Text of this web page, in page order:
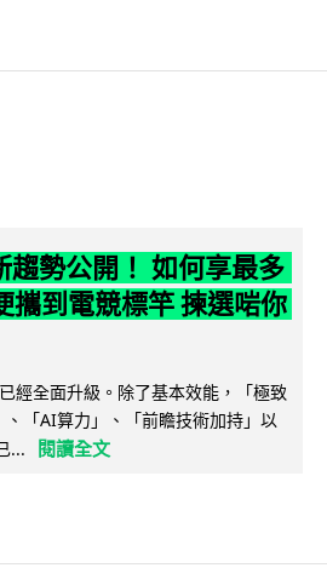
勢公開！ 如何享最多
到電競標竿 揀選啱你
經全面升級。除了基本效能，「極致
「AI算力」、「前瞻技術加持」以
...
閱讀全文